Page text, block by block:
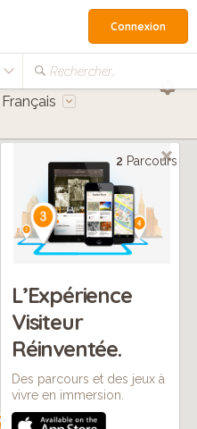
Rechercher…
Connexion
Français
2 Parcours
L’Expérience
Visiteur
Réinventée.
Des parcours et des jeux à
vivre en immersion.